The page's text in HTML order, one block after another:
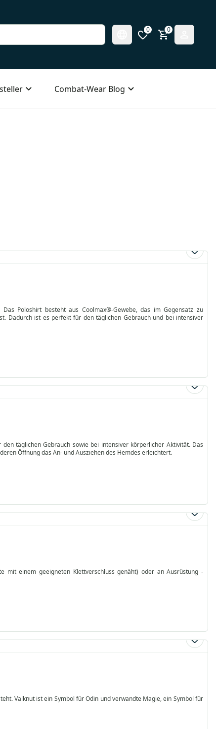
0 0
Combat-Wear Blog
Poloshirt besteht aus Coolmax®-Gewebe, das im Gegensatz zu
Dadurch ist es perfekt für den täglichen Gebrauch und bei intensiver
täglichen Gebrauch sowie bei intensiver körperlicher Aktivität. Das
Öffnung das An- und Ausziehen des Hemdes erleichtert.
mit einem geeigneten Klettverschluss genäht) oder an Ausrüstung -
Valknut ist ein Symbol für Odin und verwandte Magie, ein Symbol für